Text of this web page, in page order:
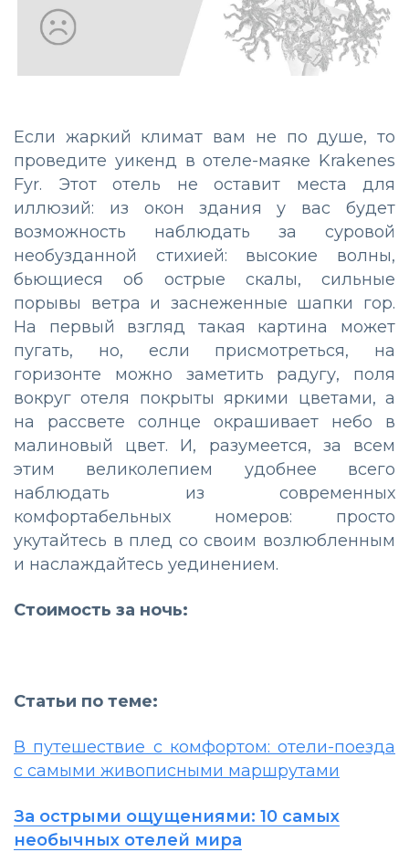
Если жаркий климат вам не по душе, то
проведите уикенд в отеле-маяке Krakenes
Fyr. Этот отель не оставит места для
иллюзий: из окон здания у вас будет
возможность наблюдать за суровой
необузданной стихией: высокие волны,
бьющиеся об острые скалы, сильные
порывы ветра и заснеженные шапки гор.
На первый взгляд такая картина может
пугать, но, если присмотреться, на
горизонте можно заметить радугу, поля
вокруг отеля покрыты яркими цветами, а
на рассвете солнце окрашивает небо в
малиновый цвет. И, разумеется, за всем
этим великолепием удобнее всего
наблюдать из современных
комфортабельных номеров: просто
укутайтесь в плед со своим возлюбленным
и наслаждайтесь уединением.
Стоимость за ночь:
Статьи по теме:
В путешествие с комфортом: отели-поезда
с самыми живописными маршрутами
За острыми ощущениями: 10 самых
необычных отелей мира